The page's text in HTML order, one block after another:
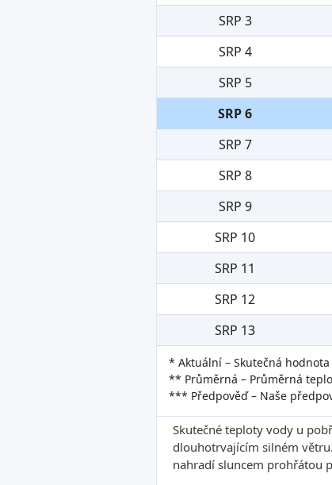
SRP 3
SRP 4
SRP 5
SRP 6
SRP 7
SRP 8
SRP 9
SRP 10
SRP 11
SRP 12
SRP 13
* Aktuální – Skutečná
** Průměrná – Průměrná
*** Předpověď – Naše
Skutečné teploty vody u
dlouhotrvajícím silném
nahradí sluncem prohřátou